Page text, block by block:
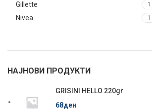
Gillette 1
Nivea 1
НАЈНОВИ ПРОДУКТИ
GRISINI HELLO 220gr
68ден